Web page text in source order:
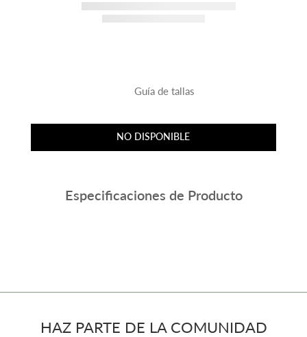
Guía de tallas
NO DISPONIBLE
Especificaciones de Producto
HAZ PARTE DE LA COMUNIDAD